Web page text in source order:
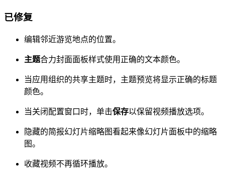
已修复
编辑邻近游览地点的位置。
主题合力封面面板样式使用正确的文本颜色。
当应用组织的共享主题时，主题预览将显示正确的标题
颜色。
当关闭配置窗口时，单击保存以保留视频播放选项。
隐藏的简报幻灯片缩略图看起来像幻灯片面板中的缩略
图。
收藏视频不再循环播放。